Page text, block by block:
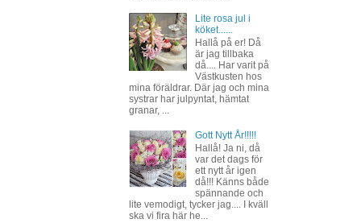
Lite rosa jul i
köket......
Hallå på er! Då
är jag tillbaka
då.... Har varit på
Västkusten hos
mina föräldrar. Där jag och mina
systrar har julpyntat, hämtat
granar, ...
Gott Nytt År!!!!!
Hallå! Ja ni, då
var det dags för
ett nytt år igen
då!!! Känns både
spännande och
lite vemodigt, tycker jag.... I kväll
ska vi fira här he...